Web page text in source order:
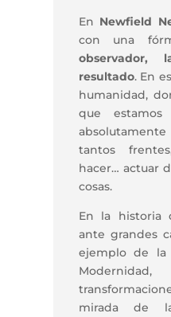
En Newfield
con una
resultado. En
humanidad,
que
tantos
hacer… actuar
cosas.
En la historia
ante grandes
ejemplo de la
mirada de